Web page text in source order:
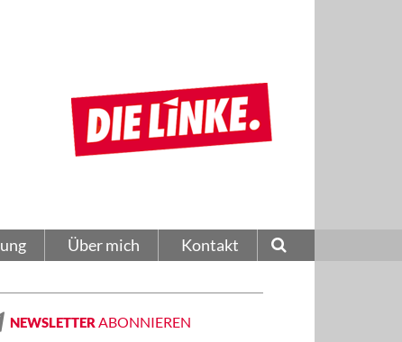
Über mich Kontakt
NEWSLETTER ABONNIEREN